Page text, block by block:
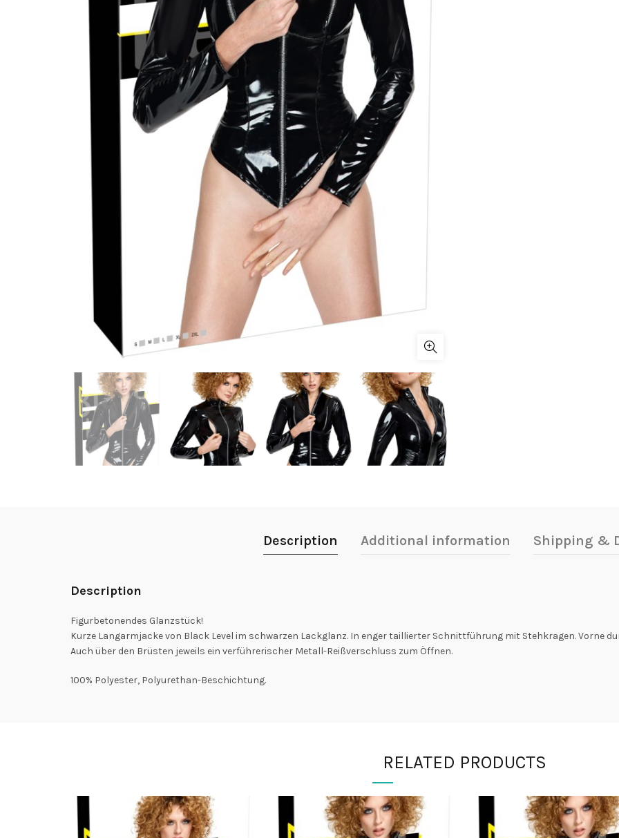
Description Additional information Shipping &
Description
Figurbetonendes Glanzstück!
Kurze Langarmjacke von Black Level im schwarzen Lackglanz. In enger taillierter Schnittführung mit Stehkragen. Vorne
Auch über den Brüsten jeweils ein verführerischer Metall-Reißverschluss zum Öffnen.
100% Polyester, Polyurethan-Beschichtung.
RELATED PRODUCTS